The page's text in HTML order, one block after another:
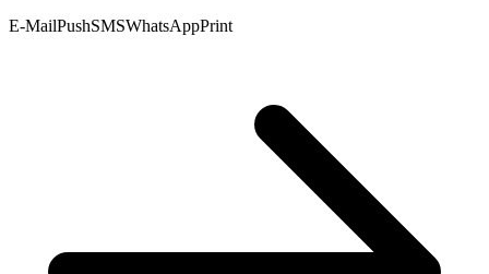
E-MailPushSMSWhatsAppPrint